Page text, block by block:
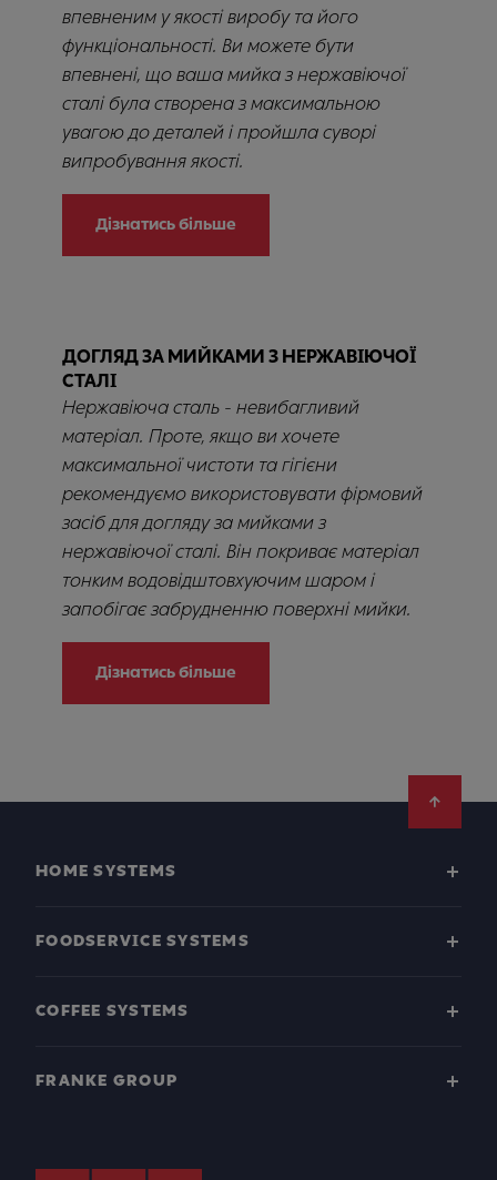
впевненим у якості виробу та його
функціональності. Ви можете бути
впевнені, що ваша мийка з нержавіючої
сталі була створена з максимальною
увагою до деталей і пройшла суворі
випробування якості.
Дізнатись більше
ДОГЛЯД ЗА МИЙКАМИ З НЕРЖАВІЮЧОЇ
СТАЛІ
Нержавіюча сталь - невибагливий
матеріал. Проте, якщо ви хочете
максимальної чистоти та гігієни
рекомендуємо використовувати фірмовий
засіб для догляду за мийками з
нержавіючої сталі. Він покриває матеріал
тонким водовідштовхуючим шаром і
запобігає забрудненню поверхні мийки.
Дізнатись більше
HOME SYSTEMS
FOODSERVICE SYSTEMS
COFFEE SYSTEMS
FRANKE GROUP